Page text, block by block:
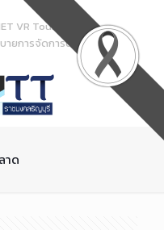
VR Tour
ายการจัดการด้านสารสนเทศ
าด